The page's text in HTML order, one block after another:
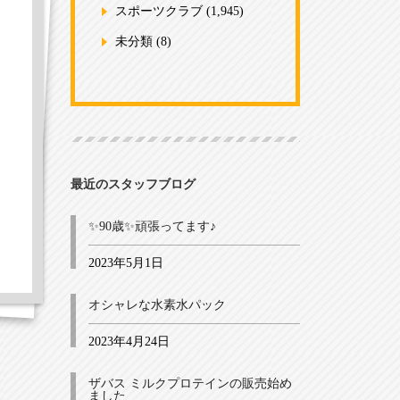
スポーツクラブ (1,945)
未分類(8)
最近のスタッフブログ
✨90歳✨頑張ってます♪
2023年5月1日
オシャレな水素水パック
2023年4月24日
ザバス ミルクプロテインの販売始め
ました